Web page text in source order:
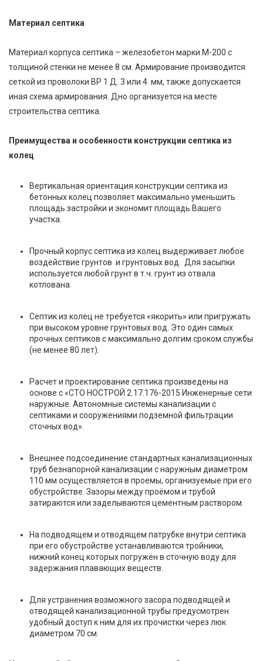
Материал септика
Материал корпуса септика – железобетон марки М-200 с
толщиной стенки не менее 8 см. Армирование производится
сеткой из проволоки ВР 1 Д. 3 или 4 мм, также допускается
иная схема армирования. Дно организуется на месте
строительства септика.
Преимущества и особенности конструкции септика из
колец
Вертикальная ориентация конструкции септика из
бетонных колец позволяет максимально уменьшить
площадь застройки и экономит площадь Вашего
участка.
Прочный корпус септика из колец выдерживает любое
воздействие грунтов и грунтовых вод. Для засыпки
используется любой грунт в т.ч. грунт из отвала
котлована.
Септик из колец не требуется «якорить» или пригружать
при высоком уровне грунтовых вод. Это один самых
прочных септиков с максимально долгим сроком службы
(не менее 80 лет).
Расчет и проектирование септика произведены на
основе с «СТО НОСТРОЙ 2.17.176-2015 Инженерные сети
наружные. Автономные системы канализации с
септиками и сооружениями подземной фильтрации
сточных вод».
Внешнее подсоединение стандартных канализационных
труб безнапорной канализации с наружным диаметром
110 мм осуществляется в проемы, организуемые при его
обустройстве. Зазоры между проёмом и трубой
затираются или заделываются цементным раствором.
На подводящем и отводящем патрубке внутри септика
при его обустройстве устанавливаются тройники,
нижний конец которых погружён в сточную воду для
задержания плавающих веществ.
Для устранения возможного засора подводящей и
отводящей канализационной трубы предусмотрен
удобный доступ к ним для их прочистки через люк
диаметром 70 см.